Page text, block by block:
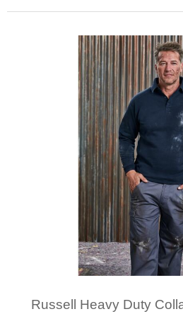
Minimale afname: 1
Russell Heavy Duty